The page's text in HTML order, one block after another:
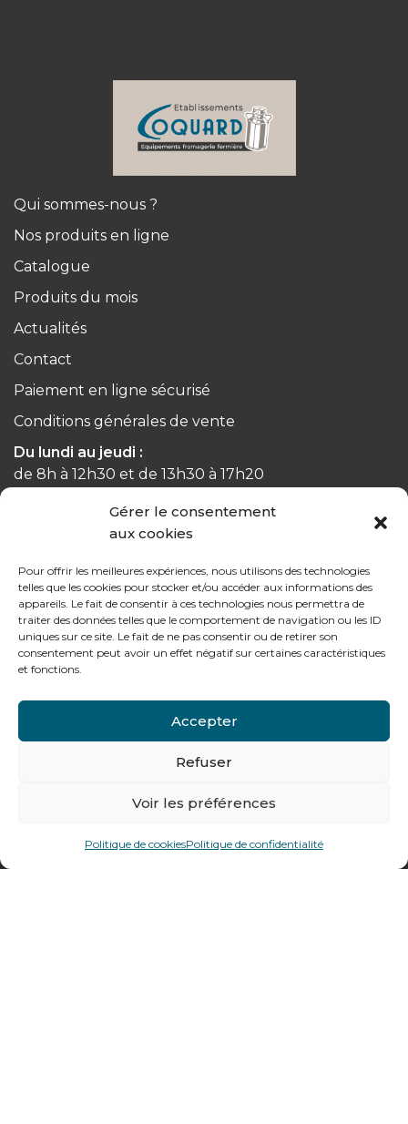
Gérer le consentement
aux cookies
Pour offrir les meilleures expériences, nous utilisons des technologies
telles que les cookies pour stocker et/ou accéder aux informations des
appareils. Le fait de consentir à ces technologies nous permettra de
traiter des données telles que le comportement de navigation ou les ID
uniques sur ce site. Le fait de ne pas consentir ou de retirer son
consentement peut avoir un effet négatif sur certaines caractéristiques
et fonctions.
Accepter
Refuser
Voir les préférences
Politique de cookiesPolitique de confidentialité
Qui sommes-nous ?
Nos produits en ligne
Catalogue
Produits du mois
Actualités
Contact
Paiement en ligne sécurisé
Conditions générales de vente
Du lundi au jeudi :
de 8h à 12h30 et de 13h30 à 17h20
Le vendredi :
de 8h à 12h30 et de 13h30 à 16h
Notre gamme pour les particuliers
Contactez-nous
Tél : + 33 (0)4 74 62 81 44
Villefranche sur Saône
Plan d’accès